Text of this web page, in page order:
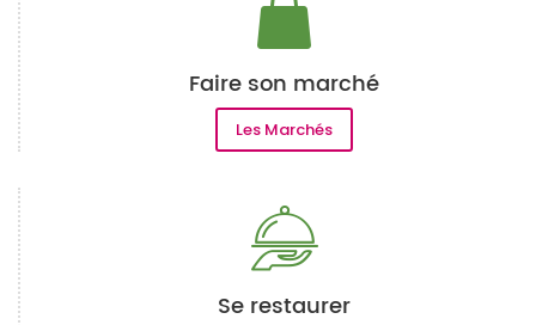
Faire son marché
Les Marchés
Se restaurer